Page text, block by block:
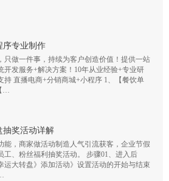
序专业制作
只做一件事，持续为客户创造价值！提供一站
开发服务+解决方案！10年从业经验+专业研
持 直播电商+分销商城+小程序 1、【餐饮单
…
抽奖活动详解
能，商家做活动制造人气引流获客，企业节假
工、粉丝福利抽奖活动。 步骤01、进入后
运大转盘》添加活动》设置活动的开始与结束